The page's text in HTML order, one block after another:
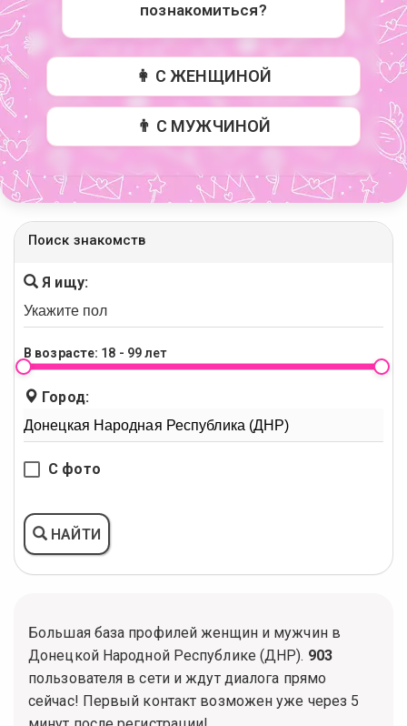
познакомиться?
👩 С ЖЕНЩИНОЙ
👨 С МУЖЧИНОЙ
Поиск знакомств
Я ищу:
В возрасте: 18 - 99 лет
Город:
С фото
НАЙТИ
Большая база профилей женщин и мужчин в
Донецкой Народной Республике (ДНР). 903
пользователя в сети и ждут диалога прямо
сейчас! Первый контакт возможен уже через 5